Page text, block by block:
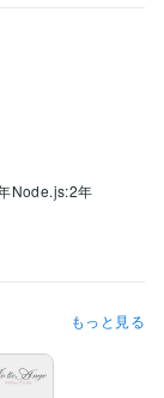
Node.js:2年
もっと見る